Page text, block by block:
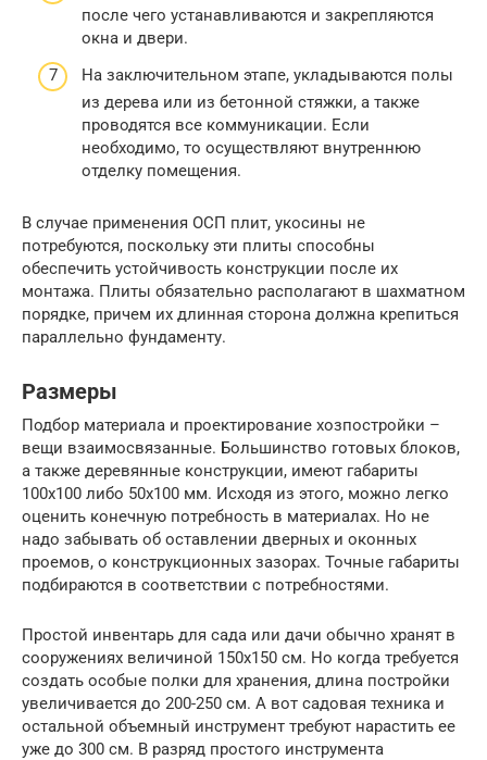
после чего устанавливаются и закрепляются
окна и двери.
На заключительном этапе, укладываются полы
из дерева или из бетонной стяжки, а также
проводятся все коммуникации. Если
необходимо, то осуществляют внутреннюю
отделку помещения.
В случае применения ОСП плит, укосины не
потребуются, поскольку эти плиты способны
обеспечить устойчивость конструкции после их
монтажа. Плиты обязательно располагают в шахматном
порядке, причем их длинная сторона должна крепиться
параллельно фундаменту.
Размеры
Подбор материала и проектирование хозпостройки –
вещи взаимосвязанные. Большинство готовых блоков,
а также деревянные конструкции, имеют габариты
100х100 либо 50х100 мм. Исходя из этого, можно легко
оценить конечную потребность в материалах. Но не
надо забывать об оставлении дверных и оконных
проемов, о конструкционных зазорах. Точные габариты
подбираются в соответствии с потребностями.
Простой инвентарь для сада или дачи обычно хранят в
сооружениях величиной 150х150 см. Но когда требуется
создать особые полки для хранения, длина постройки
увеличивается до 200-250 см. А вот садовая техника и
остальной объемный инструмент требуют нарастить ее
уже до 300 см. В разряд простого инструмента